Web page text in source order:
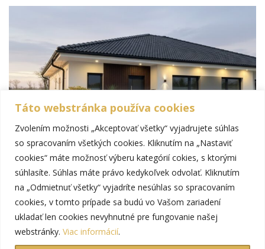
Táto webstránka používa cookies
Zvolením možnosti „Akceptovať všetky“ vyjadrujete súhlas
so spracovaním všetkých cookies. Kliknutím na „Nastaviť
cookies“ máte možnosť výberu kategórií cokies, s ktorými
súhlasíte. Súhlas máte právo kedykoľvek odvolať. Kliknutím
na „Odmietnuť všetky“ vyjadríte nesúhlas so spracovaním
cookies, v tomto prípade sa budú vo Vašom zariadení
ukladať len cookies nevyhnutné pre fungovanie našej
webstránky. Viac informácií.